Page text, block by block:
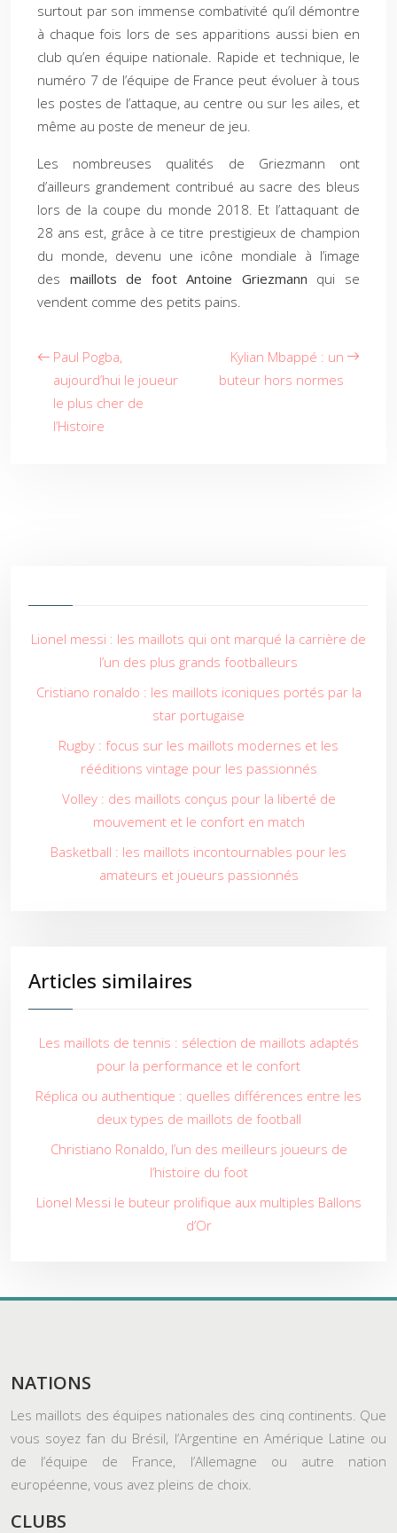
surtout par son immense combativité qu’il démontre
à chaque fois lors de ses apparitions aussi bien en
club qu’en équipe nationale. Rapide et technique, le
numéro 7 de l’équipe de France peut évoluer à tous
les postes de l’attaque, au centre ou sur les ailes, et
même au poste de meneur de jeu.
Les nombreuses qualités de Griezmann ont
d’ailleurs grandement contribué au sacre des bleus
lors de la coupe du monde 2018. Et l’attaquant de
28 ans est, grâce à ce titre prestigieux de champion
du monde, devenu une icône mondiale à l’image
des maillots de foot Antoine Griezmann qui se
vendent comme des petits pains.
Paul Pogba,
aujourd’hui le joueur
le plus cher de
l’Histoire
Kylian Mbappé : un
buteur hors normes
Lionel messi : les maillots qui ont marqué la carrière de
l’un des plus grands footballeurs
Cristiano ronaldo : les maillots iconiques portés par la
star portugaise
Rugby : focus sur les maillots modernes et les
rééditions vintage pour les passionnés
Volley : des maillots conçus pour la liberté de
mouvement et le confort en match
Basketball : les maillots incontournables pour les
amateurs et joueurs passionnés
Articles similaires
Les maillots de tennis : sélection de maillots adaptés
pour la performance et le confort
Réplica ou authentique : quelles différences entre les
deux types de maillots de football
Christiano Ronaldo, l’un des meilleurs joueurs de
l’histoire du foot
Lionel Messi le buteur prolifique aux multiples Ballons
d’Or
NATIONS
Les maillots des équipes nationales des cinq continents. Que
vous soyez fan du Brésil, l’Argentine en Amérique Latine ou
de l’équipe de France, l’Allemagne ou autre nation
européenne, vous avez pleins de choix.
CLUBS